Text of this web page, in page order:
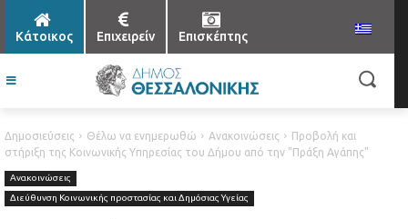
Κάτοικος Επιχειρείν Επισκέπτης
Δημοσιεύσεις Θέλω να ενημερωθώ Ανακοινώσεις
Προβολή και
στήριξη της Κοινωνικής Υπηρεσίας του Δήμου από την "Πράξη Αγάπης"
Ανακοινώσεις
Διεύθυνση Κοινωνικής προστασίας και Δημόσιας Υγείας